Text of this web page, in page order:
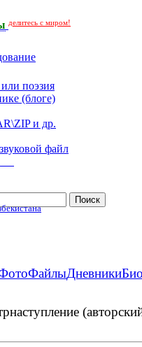
делитесь с миром!
поэзия
(блоге)
и др.
файл
ФайлыДневники